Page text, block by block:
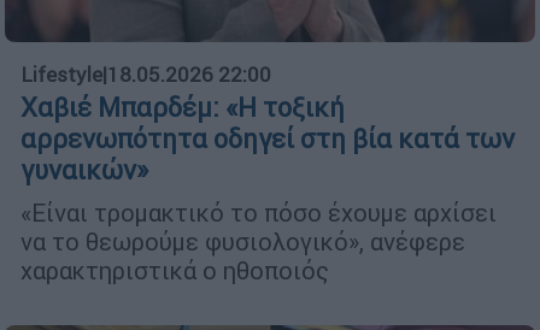
Lifestyle|18.05.2026 22:00
Χαβιέ Μπαρδέμ: «Η τοξική
αρρενωπότητα οδηγεί στη βία κατά των
γυναικών»
«Είναι τρομακτικό το πόσο έχουμε αρχίσει
να το θεωρούμε φυσιολογικό», ανέφερε
χαρακτηριστικά ο ηθοποιός